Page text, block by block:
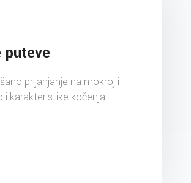
puteve
prijanjanje na mokroj i
i karakteristike kočenja.